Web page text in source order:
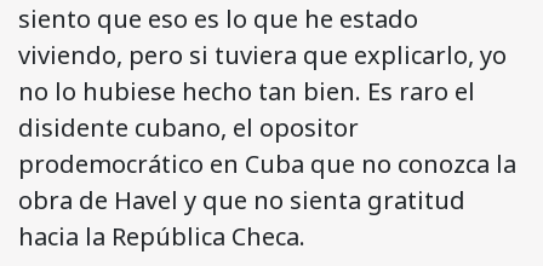
siento que eso es lo que he estado
viviendo, pero si tuviera que explicarlo, yo
no lo hubiese hecho tan bien. Es raro el
disidente cubano, el opositor
prodemocrático en Cuba que no conozca la
obra de Havel y que no sienta gratitud
hacia la República Checa.